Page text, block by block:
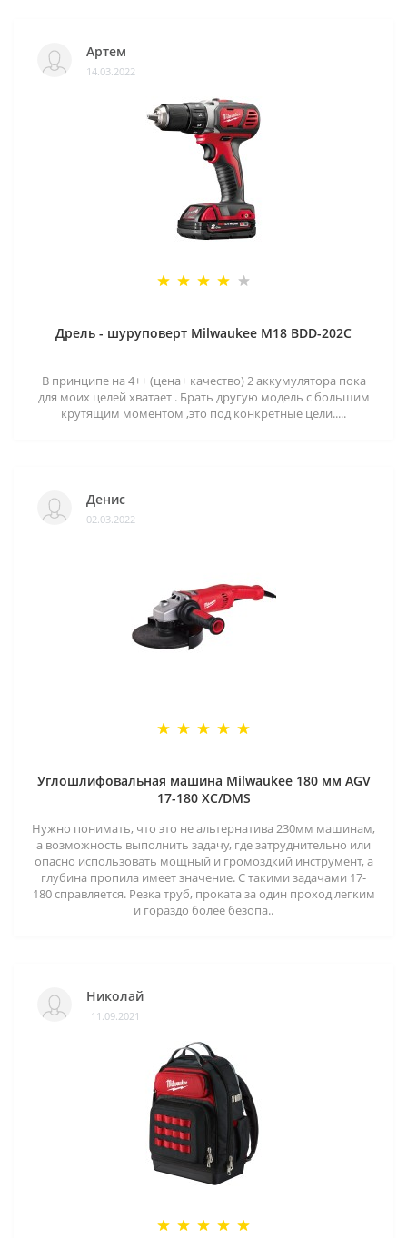
Артем
14.03.2022
Дрель - шуруповерт Milwaukee M18 BDD-202C
В принципе на 4++ (цена+ качество) 2 аккумулятора пока
для моих целей хватает . Брать другую модель с большим
крутящим моментом ,это под конкретные цели.....
Денис
02.03.2022
Углошлифовальная машина Milwaukee 180 мм AGV
17-180 XC/DMS
Нужно понимать, что это не альтернатива 230мм машинам,
а возможность выполнить задачу, где затруднительно или
опасно использовать мощный и громоздкий инструмент, а
глубина пропила имеет значение. С такими задачами 17-
180 справляется. Резка труб, проката за один проход легким
и гораздо более безопа..
Николай
11.09.2021